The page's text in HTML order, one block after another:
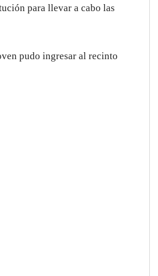
para llevar a cabo las
pudo ingresar al recinto